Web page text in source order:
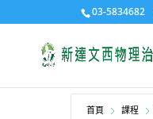
03-5834682
首頁 課程